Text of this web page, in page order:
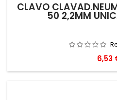
CLAVO
50 2,2MM
6,53